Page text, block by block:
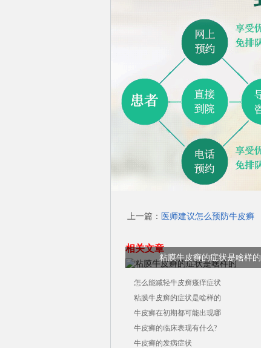
上一篇： 医师建议怎么预防牛皮癣
相关文章
粘膜牛皮癣的症状是啥样的
怎么能减轻牛皮癣瘙痒症状
粘膜牛皮癣的症状是啥样的
牛皮癣在初期都可能出现哪
牛皮癣的临床表现有什么?
牛皮癣的发病症状